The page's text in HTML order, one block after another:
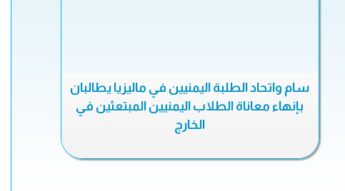
سام واتحاد الطلبة اليمنيين في ماليزيا يطالبان
بإنهاء معاناة الطلاب اليمنيين المبتعثين في
الخارج